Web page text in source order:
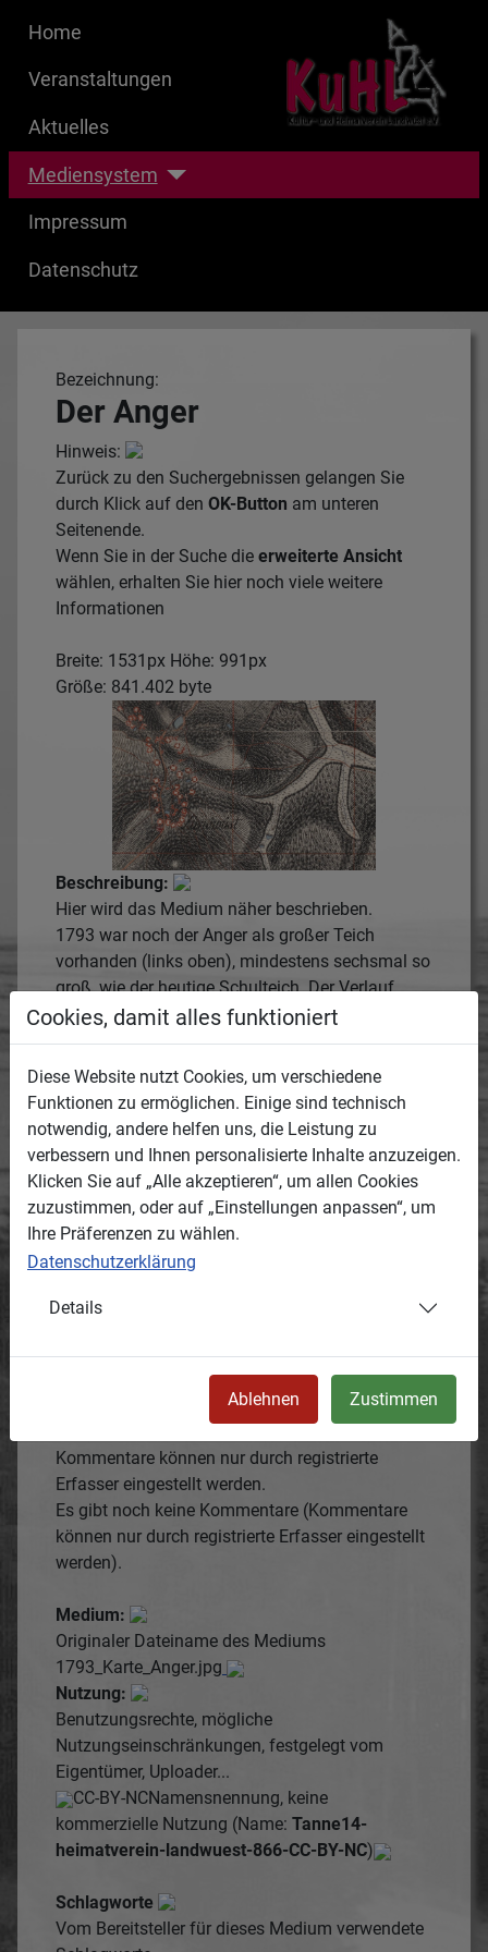
Home
Veranstaltungen
Aktuelles
Mediensystem
Impressum
Datenschutz
Bezeichnung:
Der Anger
Hinweis:
Zurück zu den Suchergebnissen gelangen Sie
durch Klick auf den OK-Button am unteren
Seitenende.
Wenn Sie in der Suche die erweiterte Ansicht
wählen, erhalten Sie hier noch viele weitere
Informationen
Breite: 1531px Höhe: 991px
Größe: 841.402 byte
Beschreibung:
Hier wird das Medium näher beschrieben.
1793 war noch der Anger als großer Teich
vorhanden (links oben), mindestens sechsmal so
groß, wie der heutige Schulteich. Der Verlauf
vieler Wege (als Trennung der Grundstücke) lässt
die Herkunft des Dorfes als Waldhufendorf
erkennen.
Entstanden:
Termin oder Zeitraum, wann das Medium
entstanden ist.
1793
Ortsbeschreibung, wo das Medium entstanden
ist.
Ortsausgang (Richtung Schönlind).
Kommentare können nur durch registrierte
Erfasser eingestellt werden.
Es gibt noch keine Kommentare (Kommentare
können nur durch registrierte Erfasser eingestellt
werden).
Medium:
Originaler Dateiname des Mediums
1793_Karte_Anger.jpg
Nutzung:
Benutzungsrechte, mögliche
Nutzungseinschränkungen, festgelegt vom
Eigentümer, Uploader...
CC-BY-NCNamensnennung, keine
kommerzielle Nutzung (Name: Tanne14-
heimatverein-landwuest-866-CC-BY-NC)
Schlagworte
Vom Bereitsteller für dieses Medium verwendete
Cookies, damit alles funktioniert
Diese Website nutzt Cookies, um verschiedene
Funktionen zu ermöglichen. Einige sind technisch
notwendig, andere helfen uns, die Leistung zu
verbessern und Ihnen personalisierte Inhalte anzuzeigen.
Klicken Sie auf „Alle akzeptieren“, um allen Cookies
zuzustimmen, oder auf „Einstellungen anpassen“, um
Ihre Präferenzen zu wählen.
Datenschutzerklärung
Details
Ablehnen Zustimmen